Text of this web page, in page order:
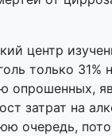
центр
только
опрошенных,
затрат на
очередь,